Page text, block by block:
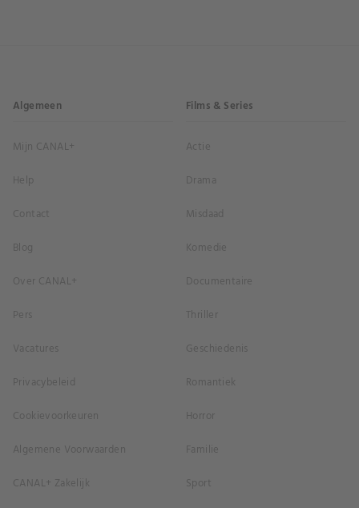
Algemeen
Mijn CANAL+
Help
Contact
Blog
Over CANAL+
Pers
Vacatures
Privacybeleid
Cookievoorkeuren
Algemene Voorwaarden
CANAL+ Zakelijk
Films & Series
Actie
Drama
Misdaad
Komedie
Documentaire
Thriller
Geschiedenis
Romantiek
Horror
Familie
Sport